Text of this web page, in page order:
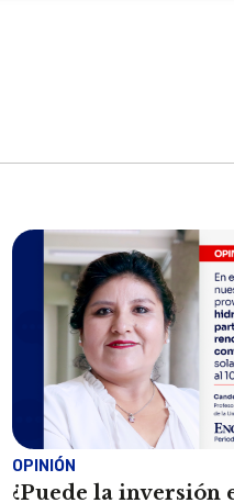
OPINIÓN
¿Puede la inversión